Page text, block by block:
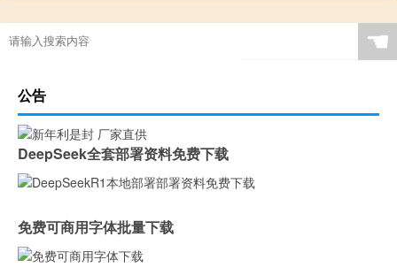
☚
公告
DeepSeek全套部署资料免费下载
免费可商用字体批量下载